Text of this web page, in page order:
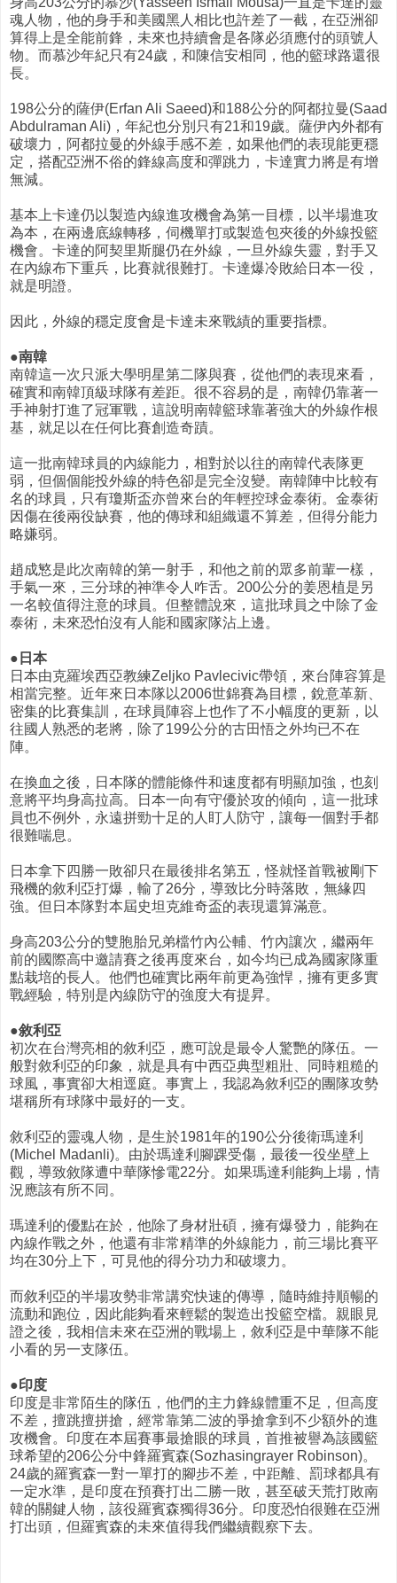
魂人物，他的身手和美國黑人相比也許差了一截，在亞洲卻
算得上是全能前鋒，未來也持續會是各隊必須應付的頭號人
物。而慕沙年紀只有24歲，和陳信安相同，他的籃球路還很
長。
198公分的薩伊(Erfan Ali Saeed)和188公分的阿都拉曼(Saad
Abdulraman Ali)，年紀也分別只有21和19歲。薩伊內外都有
破壞力，阿都拉曼的外線手感不差，如果他們的表現能更穩
定，搭配亞洲不俗的鋒線高度和彈跳力，卡達實力將是有增
無減。
基本上卡達仍以製造內線進攻機會為第一目標，以半場進攻
為本，在兩邊底線轉移，伺機單打或製造包夾後的外線投籃
機會。卡達的阿契里斯腿仍在外線，一旦外線失靈，對手又
在內線布下重兵，比賽就很難打。卡達爆冷敗給日本一役，
就是明證。
因此，外線的穩定度會是卡達未來戰績的重要指標。
●南韓
南韓這一次只派大學明星第二隊與賽，從他們的表現來看，
確實和南韓頂級球隊有差距。很不容易的是，南韓仍靠著一
手神射打進了冠軍戰，這說明南韓籃球靠著強大的外線作根
基，就足以在任何比賽創造奇蹟。
這一批南韓球員的內線能力，相對於以往的南韓代表隊更
弱，但個個能投外線的特色卻是完全沒變。南韓陣中比較有
名的球員，只有瓊斯盃亦曾來台的年輕控球金泰術。金泰術
因傷在後兩役缺賽，他的傳球和組織還不算差，但得分能力
略嫌弱。
趙成慜是此次南韓的第一射手，和他之前的眾多前輩一樣，
手氣一來，三分球的神準令人咋舌。200公分的姜恩植是另
一名較值得注意的球員。但整體說來，這批球員之中除了金
泰術，未來恐怕沒有人能和國家隊沾上邊。
●日本
日本由克羅埃西亞教練Zeljko Pavlecivic帶領，來台陣容算是
相當完整。近年來日本隊以2006世錦賽為目標，銳意革新、
密集的比賽集訓，在球員陣容上也作了不小幅度的更新，以
往國人熟悉的老將，除了199公分的古田悟之外均已不在
陣。
在換血之後，日本隊的體能條件和速度都有明顯加強，也刻
意將平均身高拉高。日本一向有守優於攻的傾向，這一批球
員也不例外，永遠拼勁十足的人盯人防守，讓每一個對手都
很難喘息。
日本拿下四勝一敗卻只在最後排名第五，怪就怪首戰被剛下
飛機的敘利亞打爆，輸了26分，導致比分時落敗，無緣四
強。但日本隊對本屆史坦克維奇盃的表現還算滿意。
身高203公分的雙胞胎兄弟檔竹內公輔、竹內讓次，繼兩年
前的國際高中邀請賽之後再度來台，如今均已成為國家隊重
點栽培的長人。他們也確實比兩年前更為強悍，擁有更多實
戰經驗，特別是內線防守的強度大有提昇。
●敘利亞
初次在台灣亮相的敘利亞，應可說是最令人驚艷的隊伍。一
般對敘利亞的印象，就是具有中西亞典型粗壯、同時粗糙的
球風，事實卻大相逕庭。事實上，我認為敘利亞的團隊攻勢
堪稱所有球隊中最好的一支。
敘利亞的靈魂人物，是生於1981年的190公分後衛瑪達利
(Michel Madanli)。由於瑪達利腳踝受傷，最後一役坐壁上
觀，導致敘隊遭中華隊慘電22分。如果瑪達利能夠上場，情
況應該有所不同。
瑪達利的優點在於，他除了身材壯碩，擁有爆發力，能夠在
內線作戰之外，他還有非常精準的外線能力，前三場比賽平
均在30分上下，可見他的得分功力和破壞力。
而敘利亞的半場攻勢非常講究快速的傳導，隨時維持順暢的
流動和跑位，因此能夠看來輕鬆的製造出投籃空檔。親眼見
證之後，我相信未來在亞洲的戰場上，敘利亞是中華隊不能
小看的另一支隊伍。
●印度
印度是非常陌生的隊伍，他們的主力鋒線體重不足，但高度
不差，擅跳擅拼搶，經常靠第二波的爭搶拿到不少額外的進
攻機會。印度在本屆賽事最搶眼的球員，首推被譽為該國籃
球希望的206公分中鋒羅賓森(Sozhasingrayer Robinson)。
24歲的羅賓森一對一單打的腳步不差，中距離、罰球都具有
一定水準，是印度在預賽打出二勝一敗，甚至破天荒打敗南
韓的關鍵人物，該役羅賓森獨得36分。印度恐怕很難在亞洲
打出頭，但羅賓森的未來值得我們繼續觀察下去。